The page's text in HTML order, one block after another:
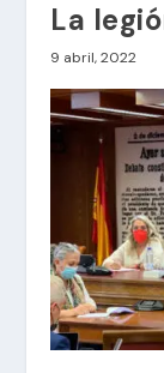
La
9 abril, 2022